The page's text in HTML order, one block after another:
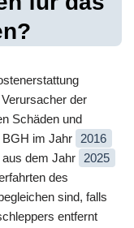
der
Schäden und
BGH im Jahr
2016
dem Jahr
2025
des
sind, falls
entfernt